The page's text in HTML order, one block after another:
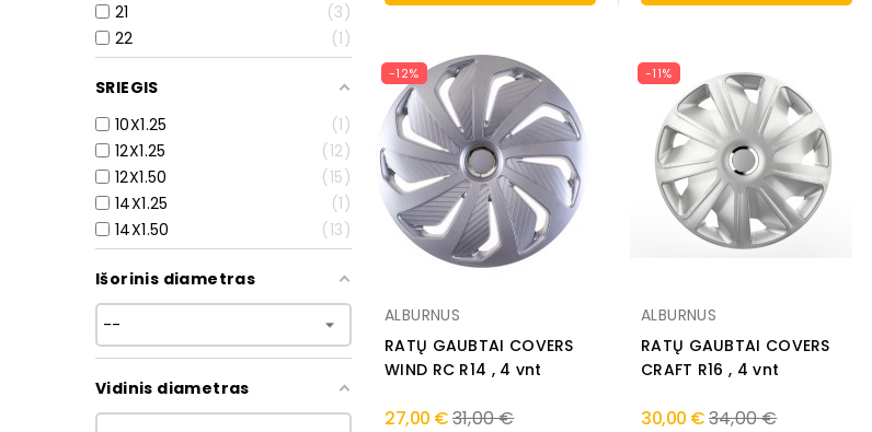
21
3
22
1
SRIEGIS
10X1.25
1
12X1.25
12
12X1.50
15
14X1.25
1
14X1.50
13
Išorinis diametras
Vidinis diametras
-12%
ALBURNUS
RATŲ GAUBTAI COVERS
WIND RC R14 , 4 vnt
27,00 €Regular
31,00 €
-11%
ALBURNUS
RATŲ GAUBTAI COVERS
CRAFT R16 , 4 vnt
30,00 €Regular
34,00 €